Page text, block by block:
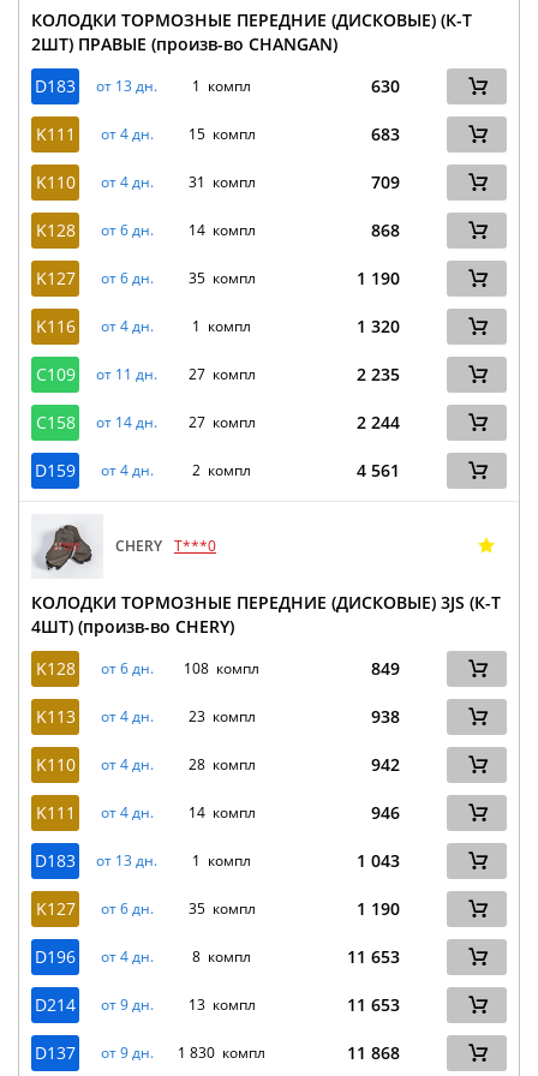
КОЛОДКИ ТОРМОЗНЫЕ ПЕРЕДНИЕ (ДИСКОВЫЕ) (К-Т
2ШТ) ПРАВЫЕ (произв-во CHANGAN)
D183
от 13 дн. 1 компл 630
K111 от 4 дн. 15 компл 683
K110 от 4 дн. 31 компл 709
K128 от 6 дн. 14 компл 868
K127 от 6 дн. 35 компл 1 190
K116 от 4 дн. 1 компл 1 320
C109 от 11 дн. 27 компл 2 235
C158 от 14 дн. 27 компл 2 244
D159 от 4 дн. 2 компл 4 561
CHERY T***0
КОЛОДКИ ТОРМОЗНЫЕ ПЕРЕДНИЕ (ДИСКОВЫЕ) 3JS (К-Т
4ШТ) (произв-во CHERY)
K128
от 6 дн. 108 компл 849
K113 от 4 дн. 23 компл 938
K110 от 4 дн. 28 компл 942
K111 от 4 дн. 14 компл 946
D183 от 13 дн. 1 компл 1 043
K127 от 6 дн. 35 компл 1 190
D196 от 4 дн. 8 компл 11 653
D214 от 9 дн. 13 компл 11 653
D137 от 9 дн. 1 830 компл 11 868